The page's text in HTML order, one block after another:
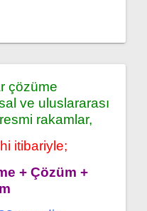
çözüme
ve uluslararası
rakamlar,
itibariyle;
+ Çözüm +